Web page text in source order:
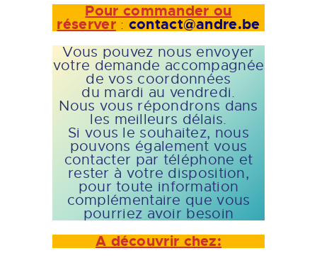
Pour commander ou
réserver : contact@andre.be
Vous pouvez nous envoyer
votre demande accompagnée
de vos coordonnées
du mardi au vendredi.
Nous vous répondrons dans
les meilleurs délais.
Si vous le souhaitez, nous
pouvons également vous
contacter par téléphone et
rester à votre disposition,
pour toute information
complémentaire que vous
pourriez avoir besoin
A découvrir chez: